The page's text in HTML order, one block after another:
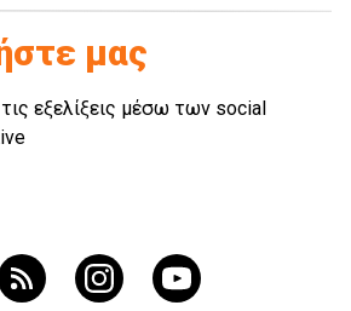
μας
εξελίξεις μέσω των social